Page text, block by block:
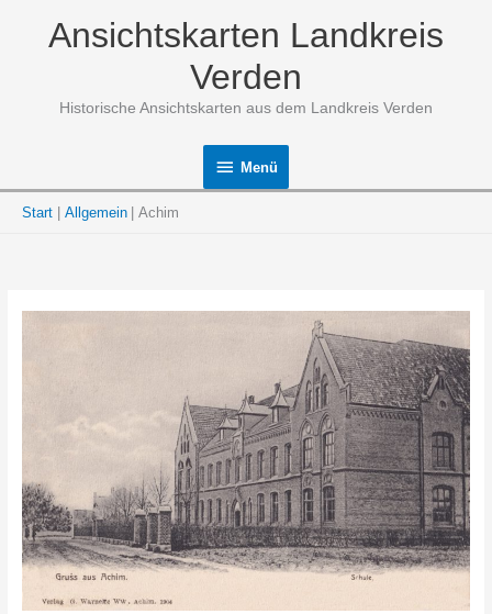
Ansichtskarten Landkreis
Verden
Historische Ansichtskarten aus dem Landkreis Verden
Menü
Menü
Start Allgemein Achim